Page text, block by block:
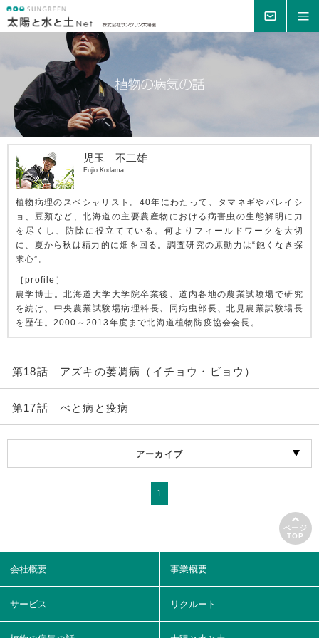
児玉 不二雄
Fujio Kodama
植物病理のスペシャリスト。40年にわたって、タマネギやバレイシ
ョ、豆類など、北海道の主要農産物における病害虫の生態解明に力
を尽くし、防除に役立てている。何よりフィールドワークを大切
に、夏から秋は精力的に畑を回る。調査研究の原動力は“飽くなき探
求心”。
［profile］
農学博士。北海道大学大学院卒業後、道内各地の農業試験場で研究
を続け、中央農業試験場病理科長、同病虫部長、北見農業試験場長
を歴任。2000～2013年度まで北海道植物防疫協会会長。
第18話 アズキの萎凋病（イチョウ・ビョウ）
第17話 べと病と疫病
アーカイブ
1
ページ
TOP
会社概要 事業概要
サービス リクルート